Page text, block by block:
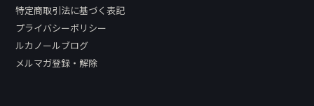
特定商取引法に基づく表記
プライバシーポリシー
ルカノールブログ
メルマガ登録・解除